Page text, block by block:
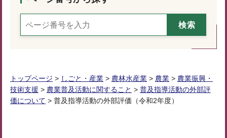
トップページ > しごと・産業 > 農林水産業 > 農業 > 農業振興・
技術支援 > 農業普及活動に関すること > 普及指導活動の外部評
価について > 普及指導活動の外部評価（令和2年度）